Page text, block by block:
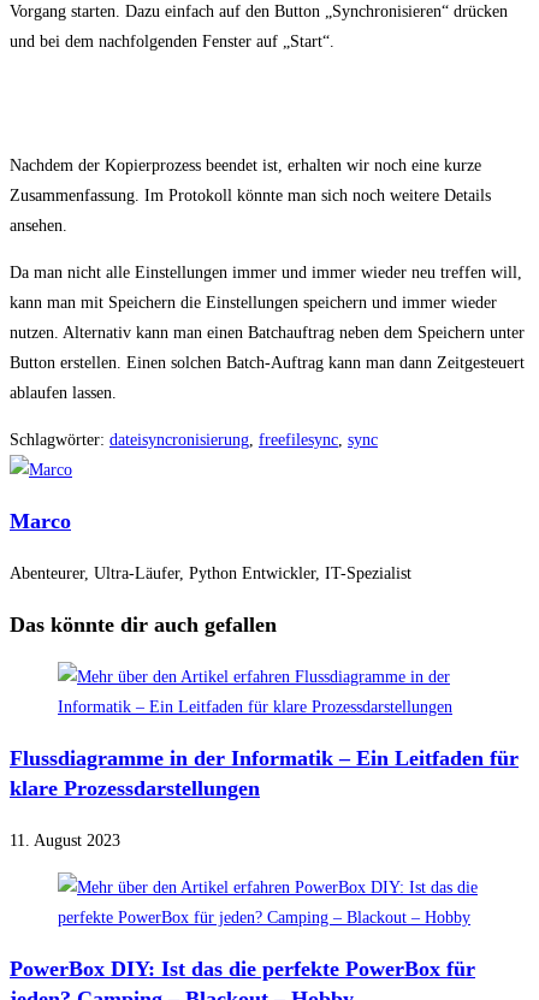
Vorgang starten. Dazu einfach auf den Button „Synchronisieren“ drücken
und bei dem nachfolgenden Fenster auf „Start“.
Nachdem der Kopierprozess beendet ist, erhalten wir noch eine kurze
Zusammenfassung. Im Protokoll könnte man sich noch weitere Details
ansehen.
Da man nicht alle Einstellungen immer und immer wieder neu treffen will,
kann man mit Speichern die Einstellungen speichern und immer wieder
nutzen. Alternativ kann man einen Batchauftrag neben dem Speichern unter
Button erstellen. Einen solchen Batch-Auftrag kann man dann Zeitgesteuert
ablaufen lassen.
Schlagwörter: dateisyncronisierung freefilesync sync
Marco
Abenteurer, Ultra-Läufer, Python Entwickler, IT-Spezialist
Das könnte dir auch gefallen
Flussdiagramme in der Informatik – Ein Leitfaden für
klare Prozessdarstellungen
11. August 2023
PowerBox DIY: Ist das die perfekte PowerBox für